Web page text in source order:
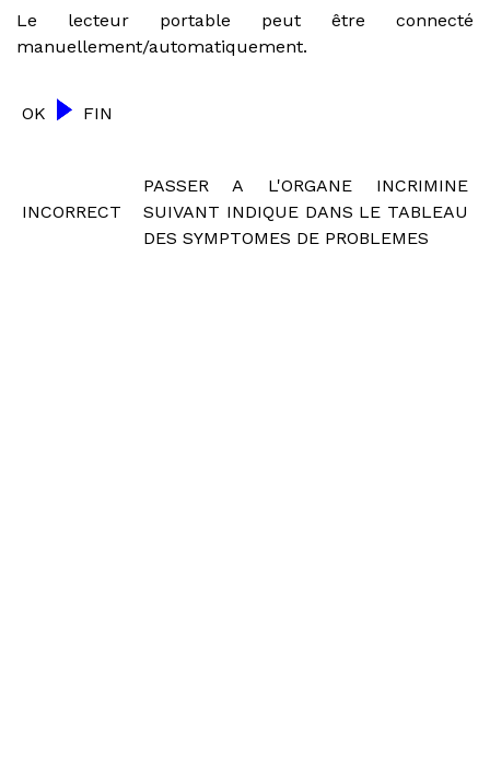
Le lecteur portable peut être connecté
manuellement/automatiquement.
OK FIN
INCORRECT
PASSER A L'ORGANE INCRIMINE
SUIVANT INDIQUE DANS LE TABLEAU
DES SYMPTOMES DE PROBLEMES